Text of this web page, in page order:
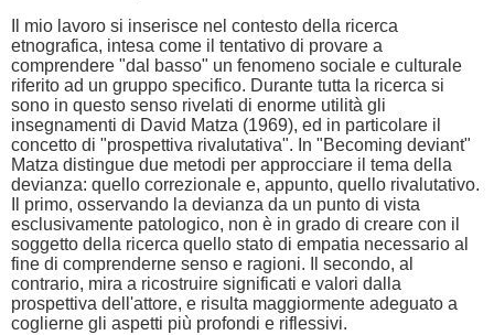
Il mio lavoro si inserisce nel contesto della ricerca
etnografica, intesa come il tentativo di provare a
comprendere "dal basso" un fenomeno sociale e culturale
riferito ad un gruppo specifico. Durante tutta la ricerca si
sono in questo senso rivelati di enorme utilità gli
insegnamenti di David Matza (1969), ed in particolare il
concetto di "prospettiva rivalutativa". In "Becoming deviant"
Matza distingue due metodi per approcciare il tema della
devianza: quello correzionale e, appunto, quello rivalutativo.
Il primo, osservando la devianza da un punto di vista
esclusivamente patologico, non è in grado di creare con il
soggetto della ricerca quello stato di empatia necessario al
fine di comprenderne senso e ragioni. Il secondo, al
contrario, mira a ricostruire significati e valori dalla
prospettiva dell'attore, e risulta maggiormente adeguato a
coglierne gli aspetti più profondi e riflessivi.